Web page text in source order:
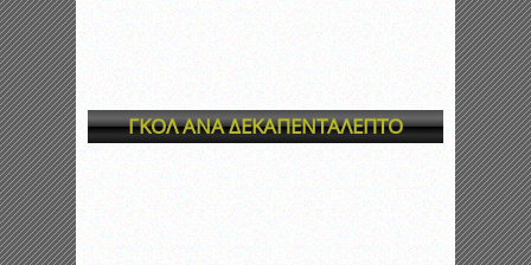
ΓΚΟΛ ΑΝΑ ΔΕΚΑΠΕΝΤΑΛΕΠΤΟ